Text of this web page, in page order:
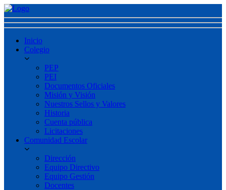
Inicio
Colegio
PEP
PEI
Documentos Oficiales
Misión y Visión
Nuestros Sellos y Valores
Historia
Cuenta pública
Licitaciones
Comunidad Escolar
Dirección
Equipo Directivo
Equipo Gestión
Docentes